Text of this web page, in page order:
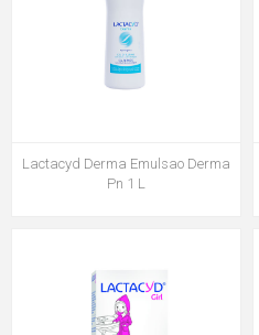
Lactacyd Derma Emulsao Derma
Pn 1 L